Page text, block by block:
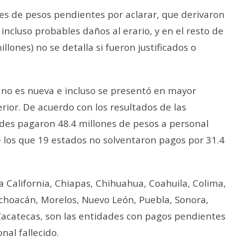
de pesos pendientes por aclarar, que derivaron
probables daños al erario, y en el resto de
no se detalla si fueron justificados o
es nueva e incluso se presentó en mayor
De acuerdo con los resultados de las
pagaron 48.4 millones de pesos a personal
que 19 estados no solventaron pagos por 31.4
California, Chiapas, Chihuahua, Coahuila, Colima,
Morelos, Nuevo León, Puebla, Sonora,
son las entidades con pagos pendientes
fallecido.